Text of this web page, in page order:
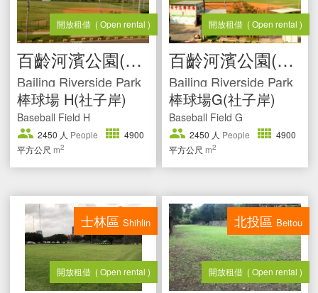
開放租借 ( Open rental )
百齡河濱公園(社子岸)
Bailing Riverside Park
棒球場 H(社子岸)
Baseball Field H
2450 人 People
4900
平方公尺 m2
開放租借 ( Open rental )
百齡河濱公園(社子岸)
Bailing Riverside Park
棒球場G(社子岸)
Baseball Field G
2450 人 People
4900
平方公尺 m2
士林區 Shihlin
開放租借 ( Open rental )
北投區 Beitou
開放租借 ( Open rental )